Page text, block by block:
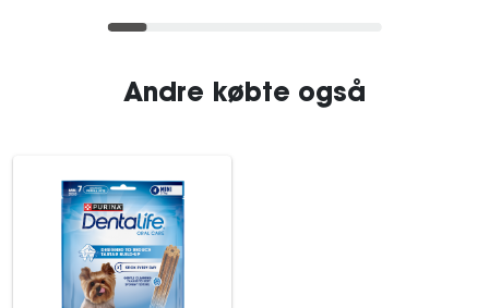
Andre købte også